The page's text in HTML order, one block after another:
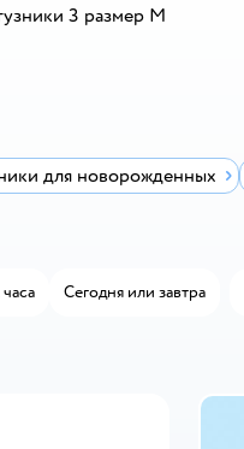
3 размер М
для новорожденных
Сегодня или завтра